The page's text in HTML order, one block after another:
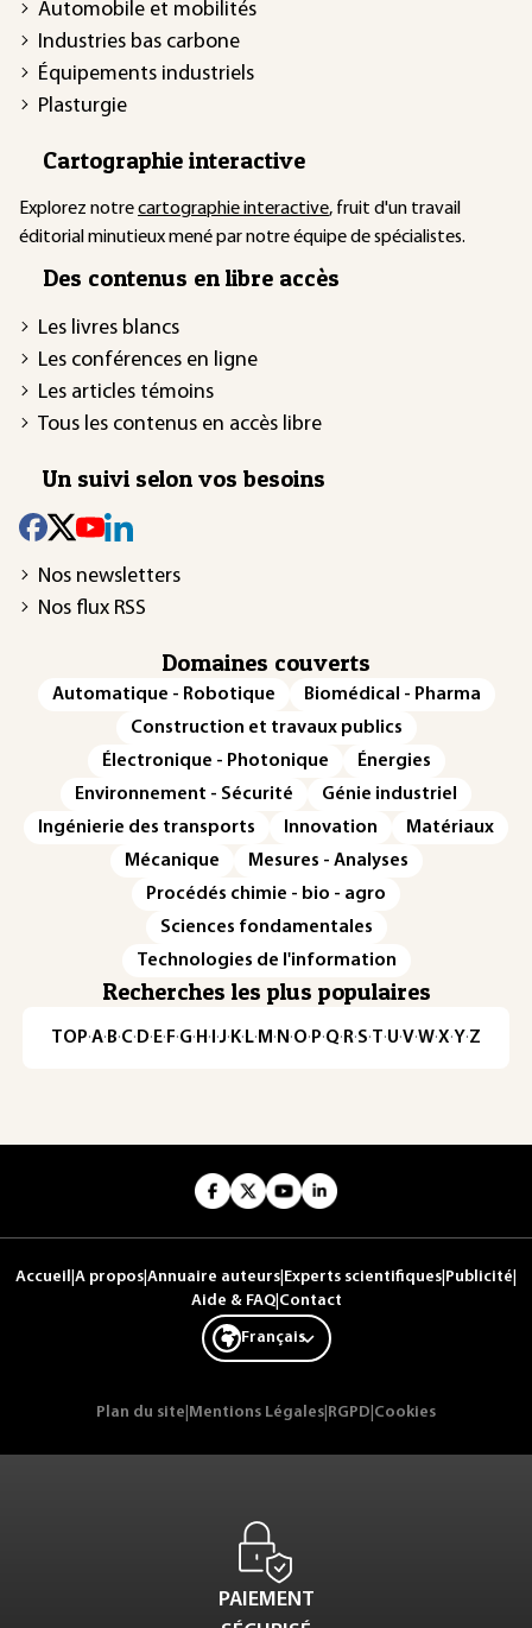
Automobile et mobilités
Industries bas carbone
Équipements industriels
Plasturgie
Cartographie interactive
Explorez notrecartographie interactive, fruit d'un travail
éditorial minutieux mené par notre équipe de spécialistes.
Des contenus en libre accès
Les livres blancs
Les conférences en ligne
Les articles témoins
Tous les contenus en accès libre
Un suivi selon vos besoins
Nos newsletters
Nos flux RSS
Domaines couverts
Automatique - Robotique
Biomédical - Pharma
Construction et travaux publics
Électronique - Photonique
Énergies
Environnement - Sécurité
Génie industriel
Ingénierie des transports
Innovation
Matériaux
Mécanique
Mesures - Analyses
Procédés chimie - bio - agro
Sciences fondamentales
Technologies de l'information
Recherches les plus populaires
TOP·A·B·C· D· E· F·G· H · ·J· K· L· M · N ·O· P·Q· R·S·T·U·V·W·X·Y·Z
Accueil A propos Annuaire auteurs Experts scientifiques Publicité
Aide & FAQ| Contact
Français
Plan du site Mentions Légales RGPD Cookies
PAIEMENT